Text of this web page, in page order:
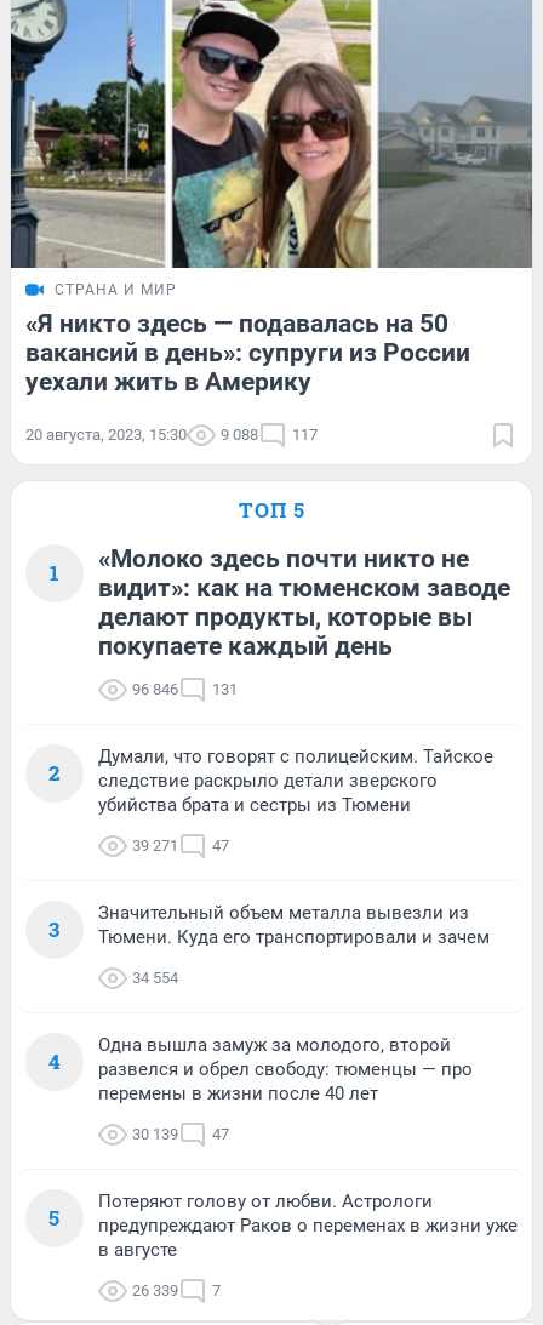
СТРАНА И МИР
«Я никто здесь — подавалась на 50
вакансий в день»: супруги из России
уехали жить в Америку
20 августа, 2023, 15:30 9 088 117
ТОП 5
1
«Молоко здесь почти никто не
видит»: как на тюменском заводе
делают продукты, которые вы
покупаете каждый день
96 846 131
2
Думали, что говорят с полицейским. Тайское
следствие раскрыло детали зверского
убийства брата и сестры из Тюмени
39 271 47
3
Значительный объем металла вывезли из
Тюмени. Куда его транспортировали и зачем
34 554
4
Одна вышла замуж за молодого, второй
развелся и обрел свободу: тюменцы — про
перемены в жизни после 40 лет
30 139 47
5
Потеряют голову от любви. Астрологи
предупреждают Раков о переменах в жизни уже
в августе
26 339 7